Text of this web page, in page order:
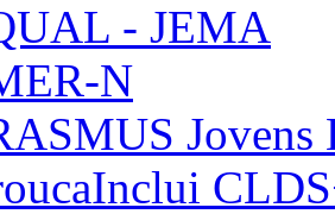
- JEMA
N
Jovens